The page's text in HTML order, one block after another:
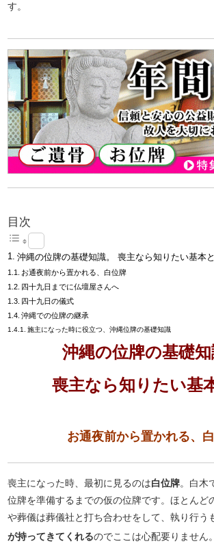
す。
目次
沖縄の位牌の基礎知識。 喪主なら知りたい基本
お通夜前から置かれる、白位牌
四十九日までに仏壇屋さんへ
四十九日の儀式
沖縄での位牌の継承
施主になった時に役立つ、沖縄位牌の基礎知識
沖縄の位牌の基礎知
喪主なら知りたい基
お通夜前から置かれる、
喪主になった時、最初に見るのは白位牌。白木
位牌を準備するまでの仮の位牌です。ほとんど
や葬儀は葬儀社と打ち合わせをして、執り行う
が持ってきてくれるのでここは心配要りません